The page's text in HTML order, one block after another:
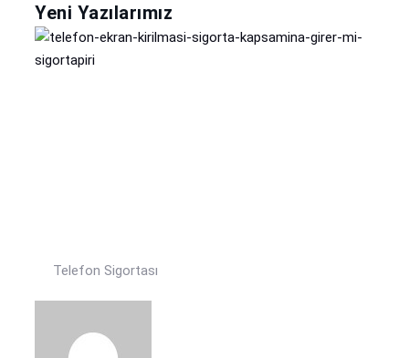
Yeni Yazılarımız
Telefon Sigortası